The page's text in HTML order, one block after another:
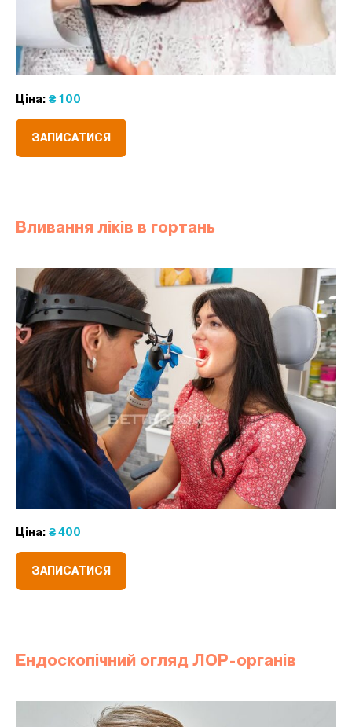
Ціна: ₴ 100
ЗАПИСАТИСЯ
Вливання ліків в гортань
Ціна: ₴ 400
ЗАПИСАТИСЯ
Ендоскопічний огляд ЛОР-органів